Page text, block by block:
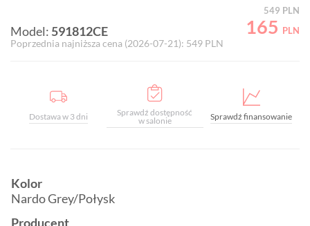
Model: 591812CE
549 PLN
165 PLN
Poprzednia najniższa cena (2026-07-21): 549 PLN
Dostawa w 3 dni
Sprawdź dostępność
w salonie
Sprawdź finansowanie
Kolor
Nardo Grey/Połysk
Producent